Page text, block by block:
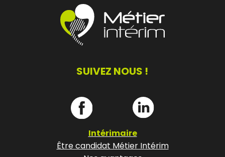
SUIVEZ NOUS !
Intérimaire
Être candidat Métier Intérim